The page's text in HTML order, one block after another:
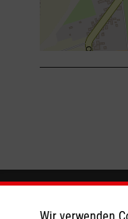
Wir Malteser